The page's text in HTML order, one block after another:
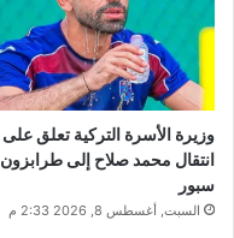
وزيرة الأسرة التركية تعلق على
انتقال محمد صلاح إلى طرابزون
سبور
السبت, أغسطس 8, 2026 2:33 م